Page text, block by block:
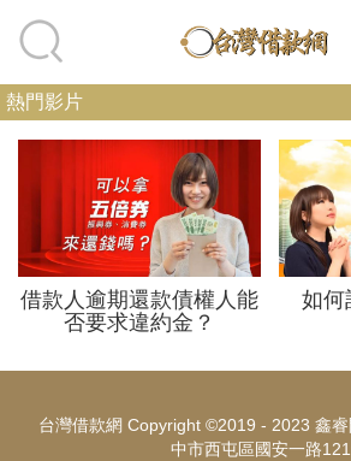
熱門影片
借款人逾期還款債權人能
否要求違約金？
如何
台灣借款網 Copyright ©2019 - 2023 鑫
中市西屯區國安一路